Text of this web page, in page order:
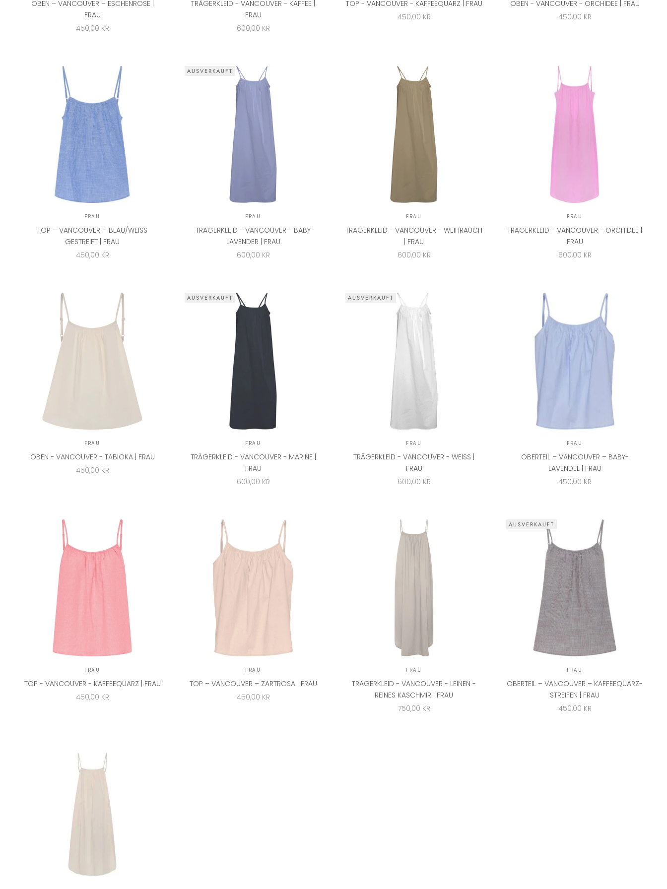
OBEN – VANCOUVER – ESCHENROSE |
FRAU
ANGEBOT
450,00 KR
TRÄGERKLEID - VANCOUVER - KAFFEE |
FRAU
ANGEBOT
600,00 KR
TOP - VANCOUVER - KAFFEEQUARZ | FRAU
ANGEBOT
450,00 KR
OBEN - VANCOUVER - ORCHIDEE | FRAU
ANGEBOT
450,00 KR
FRAU
TOP – VANCOUVER – BLAU/WEISS G
ESTREIFT | FRAU
ANGEBOT
450,00 KR
AUSVERKAUFT
FRAU
TRÄGERKLEID - VANCOUVER - BABY
LAVENDER | FRAU
ANGEBOT
600,00 KR
FRAU
TRÄGERKLEID - VANCOUVER - WEIHRAUCH
| FRAU
ANGEBOT
600,00 KR
FRAU
TRÄGERKLEID - VANCOUVER - ORCHIDEE |
FRAU
ANGEBOT
600,00 KR
FRAU
OBEN - VANCOUVER - TABIOKA | FRAU
ANGEBOT
450,00 KR
AUSVERKAUFT
FRAU
TRÄGERKLEID - VANCOUVER - MARINE |
FRAU
ANGEBOT
600,00 KR
AUSVERKAUFT
FRAU
TRÄGERKLEID - VANCOUVER - WEISS | F
RAU
ANGEBOT
600,00 KR
FRAU
OBERTEIL – VANCOUVER – BABY-
LAVENDEL | FRAU
ANGEBOT
450,00 KR
FRAU
TOP - VANCOUVER - KAFFEEQUARZ | FRAU
ANGEBOT
450,00 KR
FRAU
TOP – VANCOUVER – ZARTROSA | FRAU
ANGEBOT
450,00 KR
FRAU
TRÄGERKLEID - VANCOUVER - LEINEN -
REINES KASCHMIR | FRAU
ANGEBOT
750,00 KR
AUSVERKAUFT
FRAU
OBERTEIL – VANCOUVER – KAFFEEQUARZ-
STREIFEN | FRAU
ANGEBOT
450,00 KR